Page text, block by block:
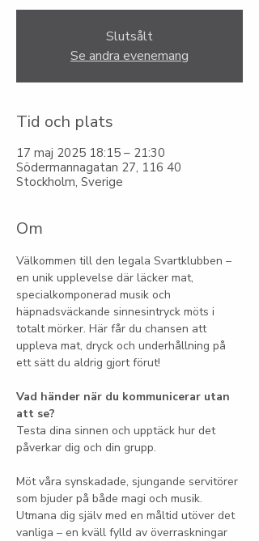
Slutsålt
Se andra evenemang
Tid och plats
17 maj 2025 18:15 – 21:30
Södermannagatan 27, 116 40
Stockholm, Sverige
Om
Välkommen till den legala Svartklubben –
en unik upplevelse där läcker mat,
specialkomponerad musik och
häpnadsväckande sinnesintryck möts i
totalt mörker. Här får du chansen att
uppleva mat, dryck och underhållning på
ett sätt du aldrig gjort förut!
Vad händer när du kommunicerar utan
att se?
Testa dina sinnen och upptäck hur det
påverkar dig och din grupp.
Möt våra synskadade, sjungande servitörer
som bjuder på både magi och musik.
Utmana dig själv med en måltid utöver det
vanliga – en kväll fylld av överraskningar